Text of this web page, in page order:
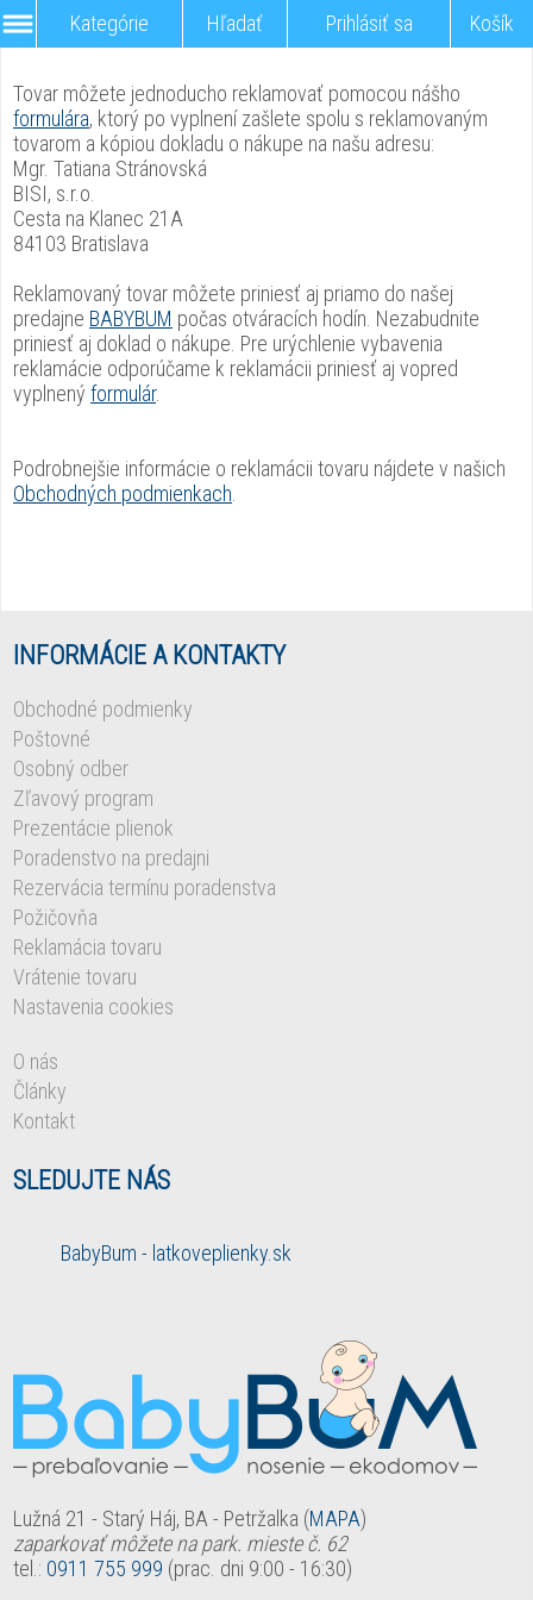
Kategórie Hľadať Prihlásiť sa Košík
Tovar môžete jednoducho reklamovať pomocou nášho
formulára, ktorý po vyplnení zašlete spolu s reklamovaným
tovarom a kópiou dokladu o nákupe na našu adresu:
Mgr. Tatiana Stránovská
BISI, s.r.o.
Cesta na Klanec 21A
84103 Bratislava
Reklamovaný tovar môžete priniesť aj priamo do našej
predajne BABYBUM počas otváracích hodín. Nezabudnite
priniesť aj doklad o nákupe. Pre urýchlenie vybavenia
reklamácie odporúčame k reklamácii priniesť aj vopred
vyplnený formulár.
Podrobnejšie informácie o reklamácii tovaru nájdete v našich
Obchodných podmienkach
INFORMÁCIE A KONTAKTY
Obchodné podmienky
Poštovné
Osobný odber
Zľavový program
Prezentácie plienok
Poradenstvo na predajni
Rezervácia termínu poradenstva
Požičovňa
Reklamácia tovaru
Vrátenie tovaru
Nastavenia cookies
O nás
Články
Kontakt
SLEDUJTE NÁS
BabyBum - latkoveplienky.sk
Lužná 21 - Starý Háj, BA - Petržalka (MAPA)
zaparkovať môžete na park. mieste č. 62
tel.: 0911 755 999 (prac. dni 9:00 - 16:30)